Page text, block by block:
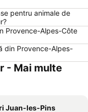
Litoral Bulgaria
Turcia
Italia
Jud. Brăila
România
pentru animale de
Provence-Alpes-Côte
din Provence-Alpes-
- Mai multe
Juan-les-Pins